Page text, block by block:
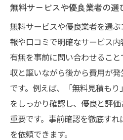
不用品回収と粗大ゴ
説
不用品回収が便利な
徴
無料と有料の不用品
港区で最適な不用品
優良な不用品回収業者を
無料サービスや優良業者の選
無料サービスや優良業者を選
報や口コミで明確なサービス
有無を事前に問い合わせるこ
収と謳いながら後から費用が
です。例えば、「無料見積も
をしっかり確認し、優良と評
重要です。事前確認を徹底す
を依頼できます。